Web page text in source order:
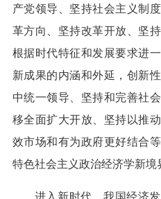
产党领导、坚持社会主义制
革方向、坚持改革开放、坚
根据时代特征和发展要求进
新成果的内涵和外延，创新
中统一领导、坚持和完善社
移全面扩大开放、坚持以推
效市场和有为政府更好结合
特色社会主义政治经济学新境